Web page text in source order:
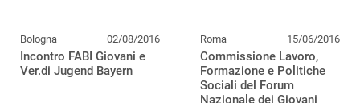
Bologna 02/08/2016
Incontro FABI Giovani e
Ver.di Jugend Bayern
Roma 15/06/2016
Commissione Lavoro,
Formazione e Politiche
Sociali del Forum